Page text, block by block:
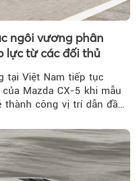
ngôi vương phân
lực từ các đối thủ
tại Việt Nam tiếp tục
Mazda CX-5 khi mẫu
thành công vị trí dẫn đầu